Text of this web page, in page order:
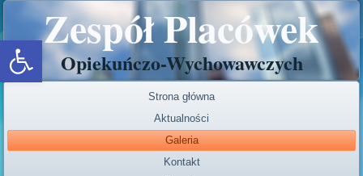
Open toolbarZespół Placówek
Opiekuńczo-Wychowawczych
Strona główna
Aktualności
Galeria
Kontakt